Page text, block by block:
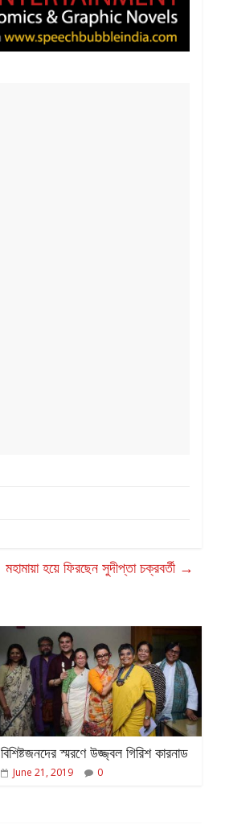
মহামায়া হয়ে ফিরছেন সুদীপ্তা চক্রবর্তী →
বিশিষ্টজনদের স্মরণে উজ্জ্বল গিরিশ কারনাড
June 21, 2019 0